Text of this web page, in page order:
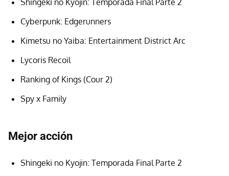
Cyberpunk: Edgerunners
Kimetsu no Yaiba: Entertainment District Arc
Lycoris Recoil
Ranking of Kings (Cour 2)
Spy x Family
Mejor acción
Shingeki no Kyojin: Temporada Final Parte 2